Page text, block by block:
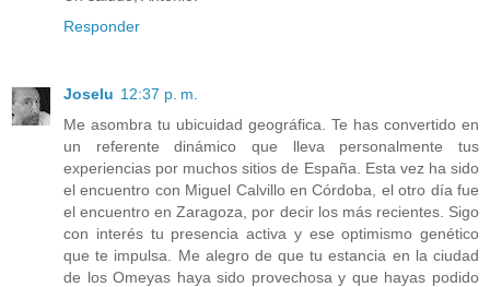
Responder
Joselu 12:37 p. m.
Me asombra tu ubicuidad geográfica. Te has convertido en
un referente dinámico que lleva personalmente tus
experiencias por muchos sitios de España. Esta vez ha sido
el encuentro con Miguel Calvillo en Córdoba, el otro día fue
el encuentro en Zaragoza, por decir los más recientes. Sigo
con interés tu presencia activa y ese optimismo genético
que te impulsa. Me alegro de que tu estancia en la ciudad
de los Omeyas haya sido provechosa y que hayas podido